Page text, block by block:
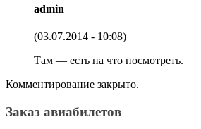
admin
(03.07.2014 - 10:08)
Там — есть на что посмотреть.
Комментирование закрыто.
Заказ авиабилетов